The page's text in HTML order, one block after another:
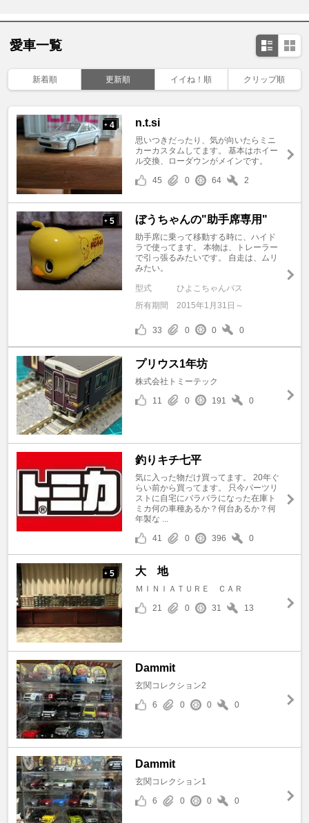
愛車一覧
新着順 更新順 イイね！順 クリップ順
+ 4 n.t.si
思いつきだったり、気が向いたらミニ
カーカスタムしてます。 基本はホイー
ル交換、ローダウンがメインです。
45
0 64 2
+ 5 ぼうちゃんの"助手席専用"
助手席に乗って移動する時に、ハイド
ラで使ってます。 本物は、トレーラー
で引っ張るみたいです。 自走は、ムリ
みたい。
型式
ひよこちゃんバス
所有期間
2015年1月31日～
33 0 0 0
プリウス1年坊
株式会社トミーテック
11
0 191 0
釣りキチ七平
気に入った物だけ買ってます。 20年ぐ
らい前から買ってます。 只今パーツリ
ストに自宅にバラバラになった在庫ト
ミカ何の車種あるか？何台あるか？何
年製な ...
41
0 396 0
+ 5 大 地
ＭＩＮＩＡＴＵＲＥ ＣＡＲ
21
0 31 13
Dammit
玄関コレクション2
6
0 0 0
Dammit
玄関コレクション1
6
0 0 0